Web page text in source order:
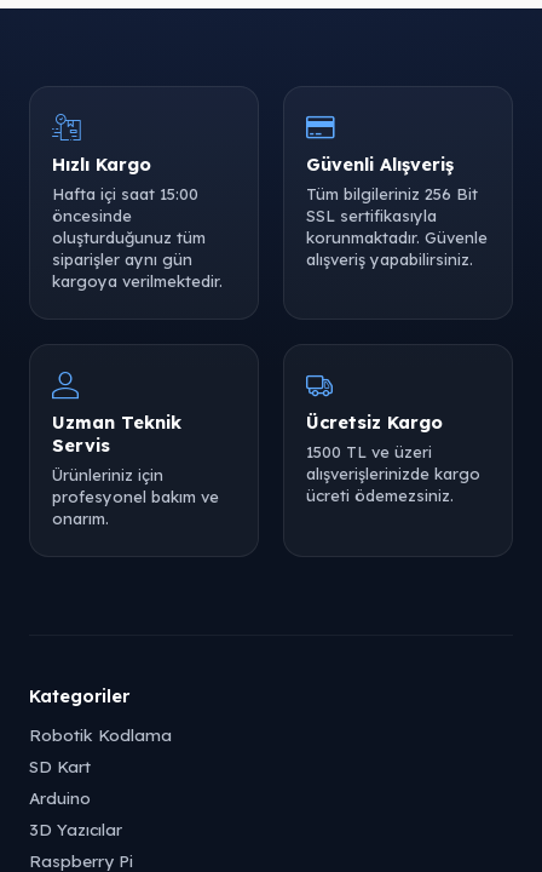
Hızlı Kargo
Hafta içi saat 15:00
öncesinde
oluşturduğunuz tüm
siparişler aynı gün
kargoya verilmektedir.
Güvenli Alışveriş
Tüm bilgileriniz 256 Bit
SSL sertifikasıyla
korunmaktadır. Güvenle
alışveriş yapabilirsiniz.
Uzman Teknik
Servis
Ürünleriniz için
profesyonel bakım ve
onarım.
Ücretsiz Kargo
1500 TL ve üzeri
alışverişlerinizde kargo
ücreti ödemezsiniz.
Kategoriler
Robotik Kodlama
SD Kart
Arduino
3D Yazıcılar
Raspberry Pi